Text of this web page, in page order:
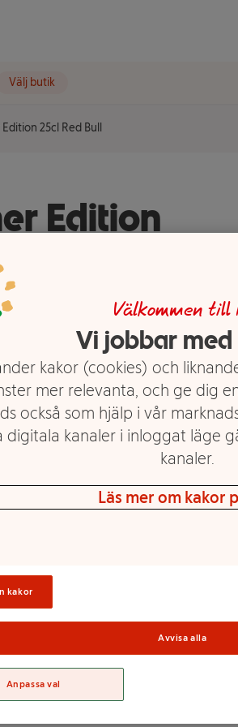
Välj butik
25cl Red Bull
Edition
speciella receptet för Red
ingredienser av hög
burk Red Bull Summer
samma mängd som
VIIINGAR:I mitten av
av funktionsdrycker
utan även ett unikt
Drink den 1:a april, 1987.
toppidrottare och
effekt på
i över 60 växter. Koffein
och bidrar till att
Drink 250ml innehåller
Välkommen till
Vi jobbar med
kakor (cookies) och
mer relevanta, och ge dig
också som hjälp i vår
digitala kanaler i inloggat läge
kanaler.
Läs mer om kakor
kakor
Avvisa alla
Anpassa val